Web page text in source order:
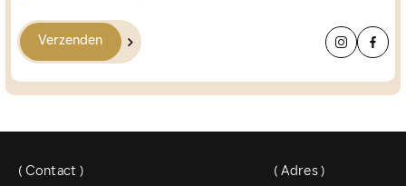
Verzenden
( Contact ) ( Adres )